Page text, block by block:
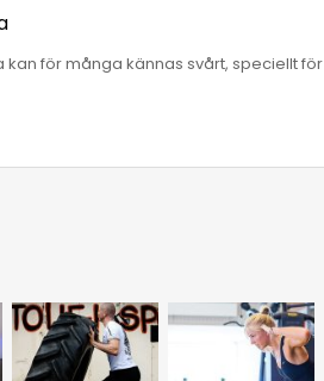
kan för många kännas svårt, speciellt för